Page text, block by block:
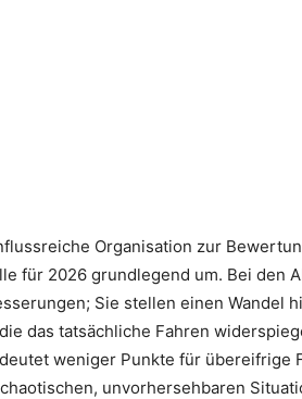
Organisation zur
für 2026 grundlegend um. Bei den
Sie stellen einen Wandel
das tatsächliche Fahren
weniger Punkte für übereifrige
unvorhersehbaren